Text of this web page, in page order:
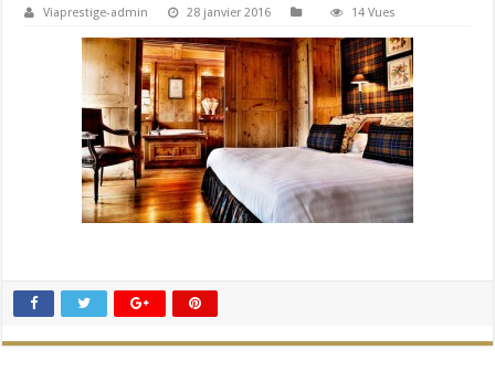
Viaprestige-admin 28 janvier 2016 14 Vues